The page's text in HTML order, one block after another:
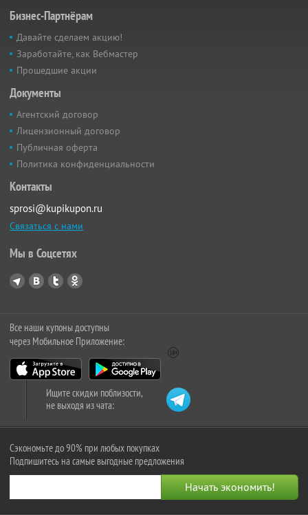
Бизнес-Партнёрам
Давайте сделаем акцию!
Заработайте, как Вебмастер
Прошедшие акции
Документы
Агентский договор
Лицензионный договор
Публичная оферта
Политика конфиденциальности
Контакты
sprosi@kupikupon.ru
Связаться с нами
Мы в Соцсетях
Все наши купоны доступны
через Мобильное Приложение:
Ищите скидки поблизости,
не выходя из чата:
Сэкономьте до 90% при любых покупках
Подпишитесь на самые выгодные предложения